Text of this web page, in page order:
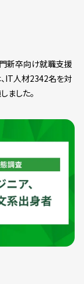
新卒向け就職支援
IT人材2342名を対
ました。